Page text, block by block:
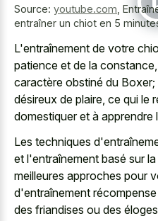
Source: youtube.com
entraîner un chiot en 5
L'entraînement de votre
patience et de la
caractère obstiné du Boxer;
désireux de plaire, ce qui le
domestiquer et à
Les techniques
et l'entraînement basé sur
meilleures approches pour
d'entraînement
des friandises ou des